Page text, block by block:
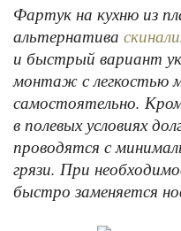
Фартук на кухню из
альтернатива скинали
и быстрый вариант
монтаж с легкостью
самостоятельно.
в полевых условиях
проводятся с
грязи. При
быстро заменяется